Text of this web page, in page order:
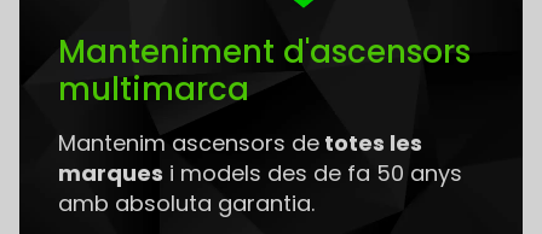
Manteniment d'ascensors
multimarca
Mantenim ascensors de totes les
marques i models des de fa 50 anys
amb absoluta garantia.